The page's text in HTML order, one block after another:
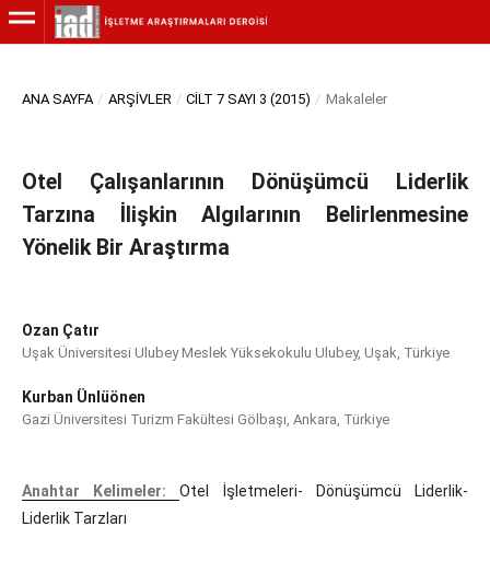
ANA SAYFA / ARŞIVLER / CILT 7 SAYI 3 (2015) / Makaleler
Otel Çalışanlarının Dönüşümcü Liderlik
Tarzına İlişkin Algılarının Belirlenmesine
Yönelik Bir Araştırma
Ozan Çatır
Uşak Üniversitesi Ulubey Meslek Yüksekokulu Ulubey, Uşak, Türkiye
Kurban Ünlüönen
Gazi Üniversitesi Turizm Fakültesi Gölbaşı, Ankara, Türkiye
Anahtar Kelimeler:Otel İşletmeleri- Dönüşümcü Liderlik-
Liderlik Tarzları